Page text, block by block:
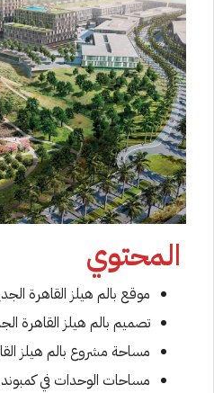
المحتوي
موقع بالم هيلز القاهرة
تصميم بالم هيلز القاهرة
مساحة مشروع بالم هيلز
مساحات الوحدات في كمبوند